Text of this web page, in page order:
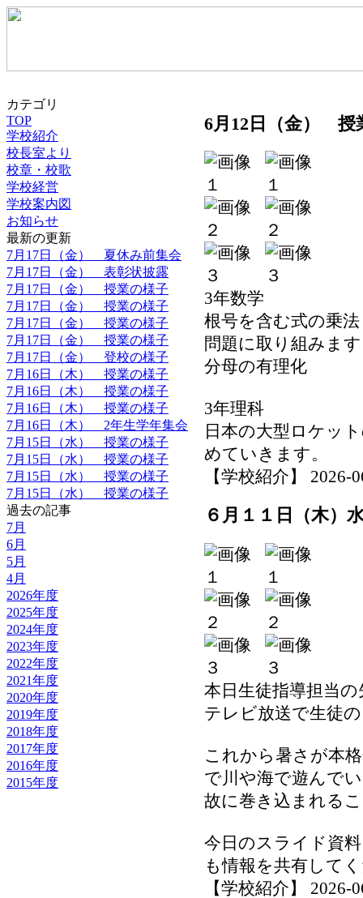
カテゴリ
TOP
学校紹介
校長室より
校章・校歌
学校経営
学校案内図
お知らせ
最新の更新
7月17日（金） 夏休み前集会
7月17日（金） 表彰状披露
7月17日（金） 授業の様子
7月17日（金） 授業の様子
7月17日（金） 授業の様子
7月17日（金） 授業の様子
7月17日（金） 登校の様子
7月16日（木） 授業の様子
7月16日（木） 授業の様子
7月16日（木） 授業の様子
7月16日（木） 2年生学年集会
7月15日（水） 授業の様子
7月15日（水） 授業の様子
7月15日（水） 授業の様子
7月15日（水） 授業の様子
過去の記事
7月
6月
5月
4月
2026年度
2025年度
2024年度
2023年度
2022年度
2021年度
2020年度
2019年度
2018年度
2017年度
2016年度
2015年度
6月12日（金） 授
3年数学
根号を含む式の乗
問題に取り組みま
分母の有理化
3年理科
日本の大型ロケッ
めていきます。
【学校紹介】 2026-
６月１１日（木）
本日生徒指導担当
テレビ放送で生徒
これから暑さが本
で川や海で遊んで
故に巻き込まれる
今日のスライド資
も情報を共有して
【学校紹介】 2026-